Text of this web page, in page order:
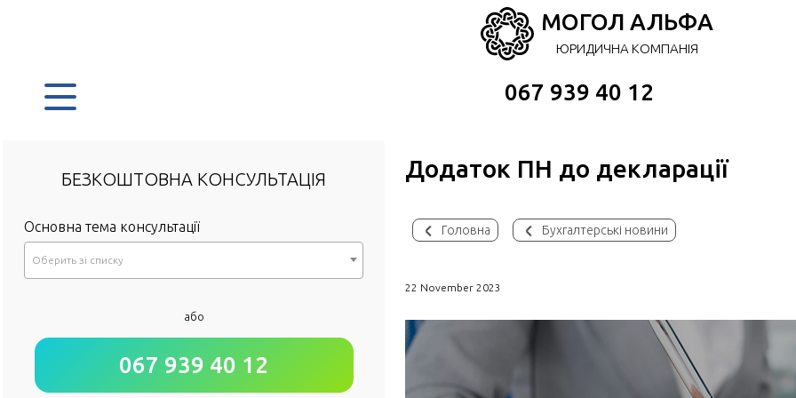
МОГОЛ АЛЬФА
ЮРИДИЧНА КОМПАНІЯ
067 939 40 12
Додаток ПН до декларації
Головна Бухгалтерські новини
22 November 2023
БЕЗКОШТОВНА КОНСУЛЬТАЦІЯ
Основна тема консультації
Оберить зi списку
або
067 939 40 12